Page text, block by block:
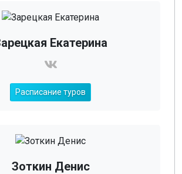
Екатерина
Расписание туров
Зоткин Денис